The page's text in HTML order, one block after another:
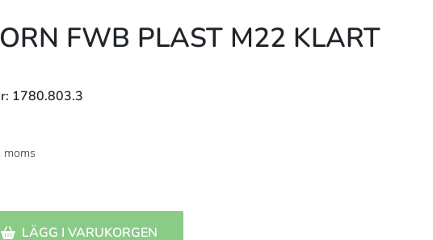
FWB PLAST M22 KLART
1780.803.3
moms
LÄGG I VARUKORGEN